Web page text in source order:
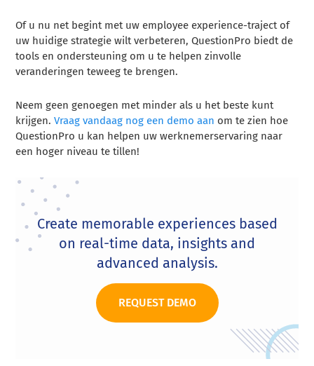
Of u nu net begint met uw employee experience-traject of
uw huidige strategie wilt verbeteren, QuestionPro biedt de
tools en ondersteuning om u te helpen zinvolle
veranderingen teweeg te brengen.
Neem geen genoegen met minder als u het beste kunt
krijgen.Vraag vandaag nog een demo aan om te zien hoe
QuestionPro u kan helpen uw werknemerservaring naar
een hoger niveau te tillen!
Create memorable experiences based
on real-time data, insights and
advanced analysis.
REQUEST DEMO